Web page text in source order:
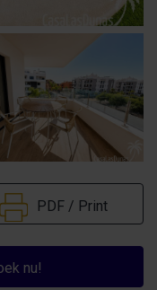
PDF / Print
nu!